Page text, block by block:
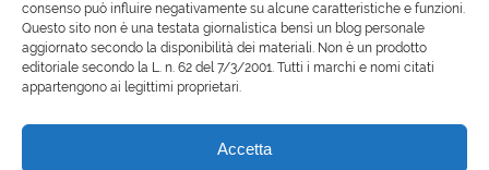
consenso può influire negativamente su alcune caratteristiche e funzioni.
Questo sito non è una testata giornalistica bensì un blog personale
aggiornato secondo la disponibilità dei materiali. Non è un prodotto
editoriale secondo la L. n. 62 del 7/3/2001. Tutti i marchi e nomi citati
appartengono ai legittimi proprietari.
Accetta
Tech
tecnologia
travel
Uncategorized